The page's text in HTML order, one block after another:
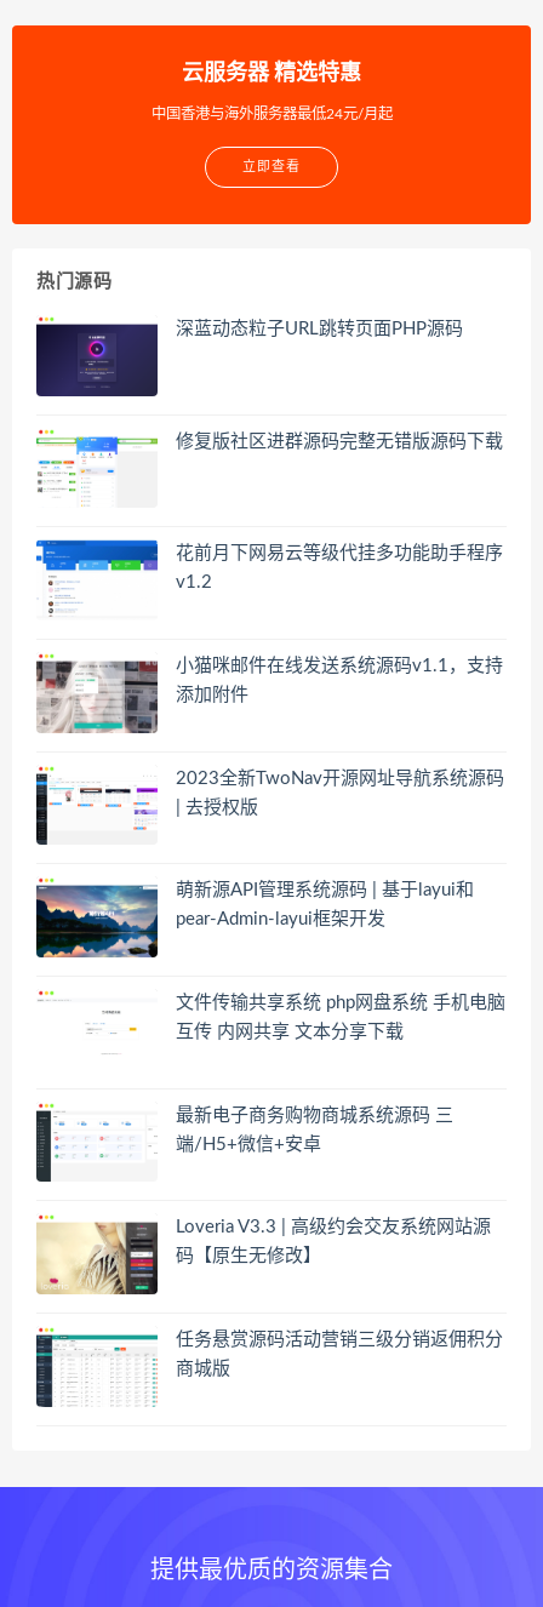
云服务器 精选特惠
中国香港与海外服务器最低24元/月起
立即查看
热门源码
深蓝动态粒子URL跳转页面PHP源码
修复版社区进群源码完整无错版源码下载
花前月下网易云等级代挂多功能助手程序
v1.2
小猫咪邮件在线发送系统源码v1.1，支持
添加附件
2023全新TwoNav开源网址导航系统源码
| 去授权版
萌新源API管理系统源码 | 基于layui和
pear-Admin-layui框架开发
文件传输共享系统 php网盘系统 手机电脑
互传 内网共享 文本分享下载
最新电子商务购物商城系统源码 三
端/H5+微信+安卓
Loveria V3.3 | 高级约会交友系统网站源
码【原生无修改】
任务悬赏源码活动营销三级分销返佣积分
商城版
提供最优质的资源集合